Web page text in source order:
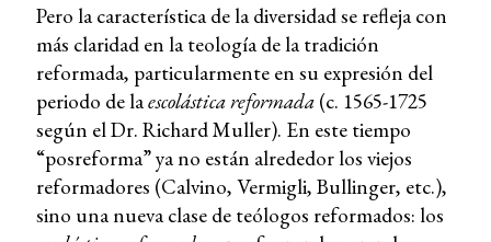
Pero la característica de la diversidad se refleja con
más claridad en la teología de la tradición
reformada, particularmente en su expresión del
periodo de laescolástica reformada(c. 1565-1725
según el Dr. Richard Muller). En este tiempo
“posreforma” ya no están alrededor los viejos
reformadores (Calvino, Vermigli, Bullinger, etc.),
sino una nueva clase de teólogos reformados: los